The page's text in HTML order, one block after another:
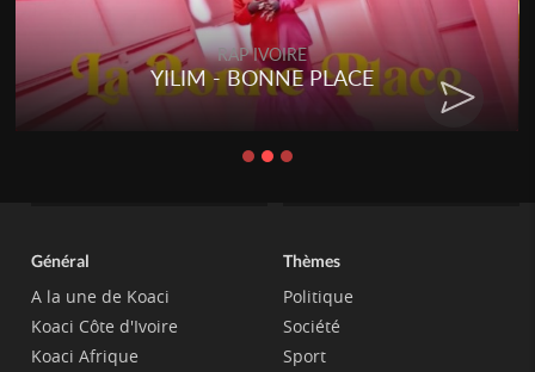
RAP IVOIRE
YILIM - BONNE PLACE
Général
A la une de Koaci
Koaci Côte d'Ivoire
Koaci Afrique
Thèmes
Politique
Société
Sport